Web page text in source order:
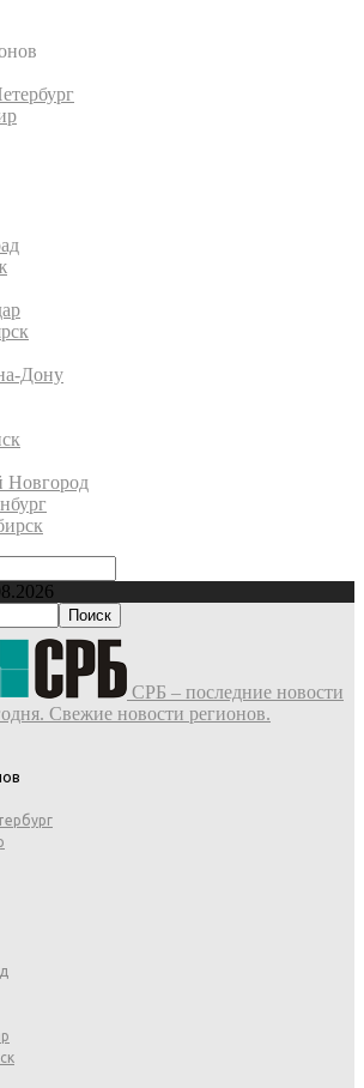
Дону
СРБ – последние новости
Свежие новости регионов.